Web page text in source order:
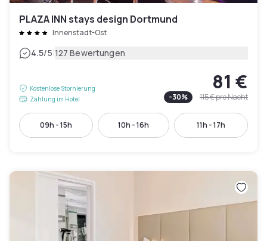
PLAZA INN stays design Dortmund
Innenstadt-Ost
4.5/5|127 Bewertungen
Kostenlose Stornierung
Zahlung im Hotel
81 €
-30% 115 €pro Nacht
09h - 15h 10h - 16h 11h - 17h